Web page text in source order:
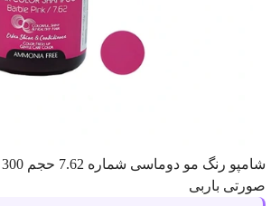
صورتی باربی